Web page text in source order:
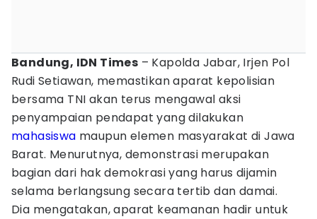
Bandung, IDN Times – Kapolda Jabar, Irjen Pol
Rudi Setiawan, memastikan aparat kepolisian
bersama TNI akan terus mengawal aksi
penyampaian pendapat yang dilakukan
mahasiswa maupun elemen masyarakat di Jawa
Barat. Menurutnya, demonstrasi merupakan
bagian dari hak demokrasi yang harus dijamin
selama berlangsung secara tertib dan damai.
Dia mengatakan, aparat keamanan hadir untuk